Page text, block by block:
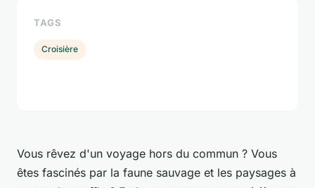
Vous rêvez d'un voyage hors du commun ? Vous
êtes fascinés par la faune sauvage et les paysages à
TAGS
Croisière